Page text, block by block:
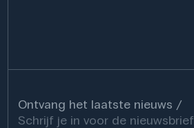
Ontvang het laatste nieuws
Schrijf je in voor de nieuwsbrief